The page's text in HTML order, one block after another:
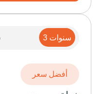
3 سنوات
أفضل سعر